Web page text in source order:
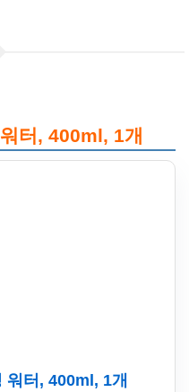
터, 400ml, 1개
워터, 400ml, 1개